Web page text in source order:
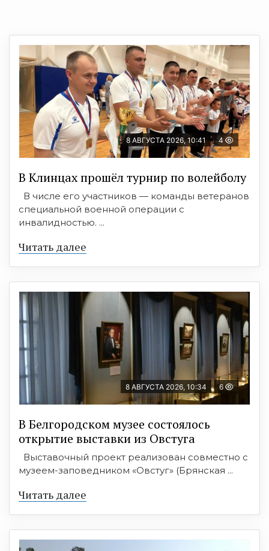
8 АВГУСТА 2026, 10:41 4
В Клинцах прошёл турнир по волейболу
В числе его участников — команды ветеранов
специальной военной операции с
инвалидностью. ...
Читать далее
8 АВГУСТА 2026, 10:34 6
В Белгородском музее состоялось
открытие выставки из Овстуга
Выставочный проект реализован совместно с
музеем-заповедником «Овстуг» (Брянская ...
Читать далее